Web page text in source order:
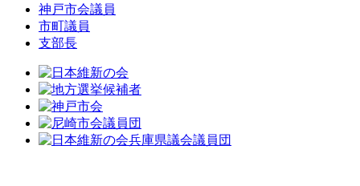
神戸市会議員
市町議員
支部長